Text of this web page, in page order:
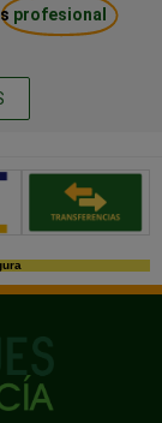
profesional